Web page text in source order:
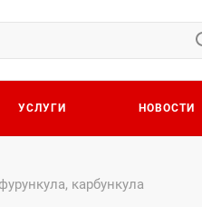
УСЛУГИ НОВОСТИ
карбункула